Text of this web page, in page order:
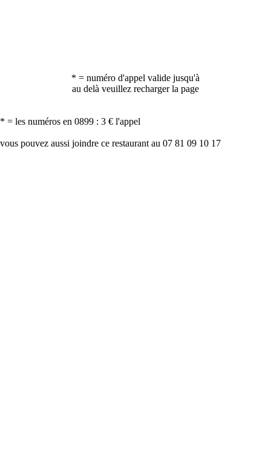
* = numéro d'appel valide jusqu'à
au delà veuillez recharger la page
* = les numéros en 0899 : 3 € l'appel
vous pouvez aussi joindre ce restaurant au 07 81 09 10 17